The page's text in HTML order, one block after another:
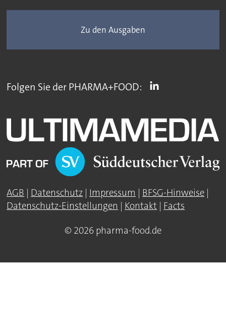
Zu den Ausgaben
Folgen Sie der PHARMA+FOOD:
AGB | Datenschutz | Impressum | BFSG-Hinweise |
Datenschutz-Einstellungen | Kontakt | Facts
© 2026 pharma-food.de